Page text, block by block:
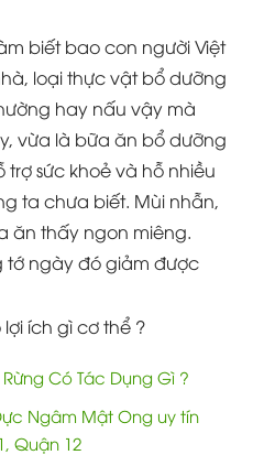
biết bao con người Việt
loại thực vật bổ dưỡng
hay nấu vậy mà
vừa là bữa ăn bổ dưỡng
sức khoẻ và hỗ nhiều
ta chưa biết. Mùi nhẫn,
ăn thấy ngon miêng.
tớ ngày đó giảm được
ích gì cơ thể ?
Có Tác Dụng Gì ?
Ngâm Mật Ong uy tín
Quận 12